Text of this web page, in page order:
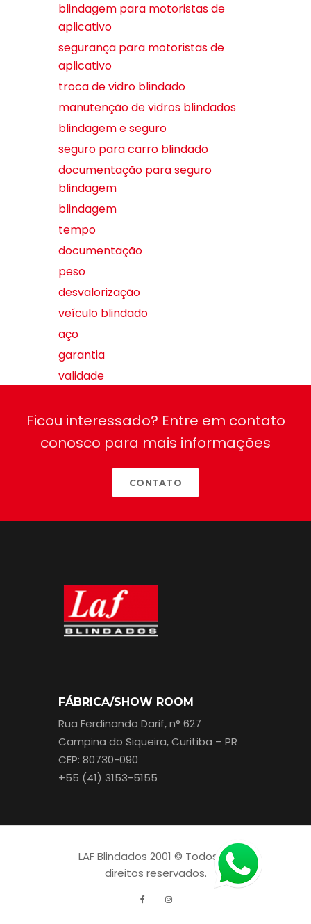
blindagem para motoristas de
aplicativo
segurança para motoristas de
aplicativo
troca de vidro blindado
manutenção de vidros blindados
blindagem e seguro
seguro para carro blindado
documentação para seguro
blindagem
blindagem
tempo
documentação
peso
desvalorização
veículo blindado
aço
garantia
validade
Ficou interessado? Entre em contato
conosco para mais informações
CONTATO
FÁBRICA/SHOW ROOM
Rua Ferdinando Darif, n° 627
Campina do Siqueira, Curitiba – PR
CEP: 80730-090
+55 (41) 3153-5155
LAF Blindados 2001 © Todos os
direitos reservados.